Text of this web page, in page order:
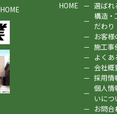
HOME HOME
選ばれ
構造・
だわり
お客様
施工事
よく
会社概
採用情
個人情
いにつ
お問合